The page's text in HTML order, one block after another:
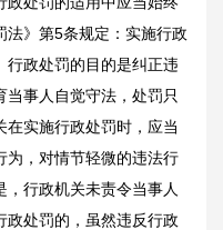
法》第5条规定：实施行政
行政处罚的目的是纠正违
事人自觉守法，处罚只
实施行政处罚时，应当
为，对情节轻微的违法行
行政机关未责令当事人
政处罚的，虽然违反行政